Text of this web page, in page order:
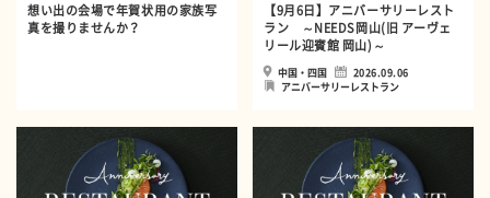
想い出の会場で年賀状用の家族写
真を撮りませんか？
【9月6日】アニバーサリーレスト
ラン ～NEEDS岡山(旧 アーヴェ
リール迎賓館 岡山)～
中国・四国
2026.09.06
アニバーサリーレストラン